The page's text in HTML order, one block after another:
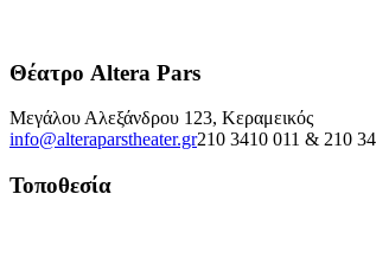
Θέατρο Altera Pars
Μεγάλου Αλεξάνδρου 123, Κεραμεικός
info@alteraparstheater.gr210 3410 011 & 210
Τοποθεσία